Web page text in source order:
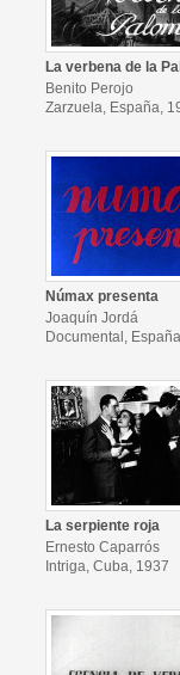
La verbena de la
Benito Perojo
Zarzuela, España,
Númax presenta
Joaquín Jordá
Documental,
La serpiente roja
Ernesto Caparrós
Intriga, Cuba, 1937